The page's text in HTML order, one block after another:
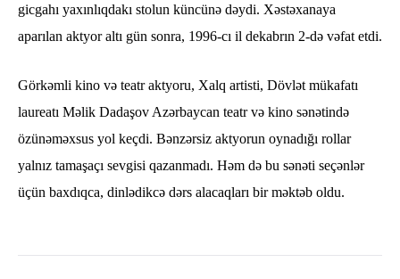
gicgahı yaxınlıqdakı stolun küncünə dəydi. Xəstəxanaya
aparılan aktyor altı gün sonra, 1996-cı il dekabrın 2-də vəfat etdi.
Görkəmli kino və teatr aktyoru, Xalq artisti, Dövlət mükafatı
laureatı Məlik Dadaşov Azərbaycan teatr və kino sənətində
özünəməxsus yol keçdi. Bənzərsiz aktyorun oynadığı rollar
yalnız tamaşaçı sevgisi qazanmadı. Həm də bu sənəti seçənlər
üçün baxdıqca, dinlədikcə dərs alacaqları bir məktəb oldu.